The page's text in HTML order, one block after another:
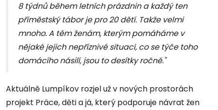
8 týdnů během letních prázdnin a každý ten
příměstský tábor je pro 20 dětí. Takže velmi
mnoho. A těm ženám, kterým pomáháme v
nějaké jejich nepříznivé situaci, co se týče toho
domácího násilí, jsou to desítky ročně."
Aktuálně Lumpíkov rozjel už v nových prostorách
projekt Práce, děti a já, který podporuje návrat žen